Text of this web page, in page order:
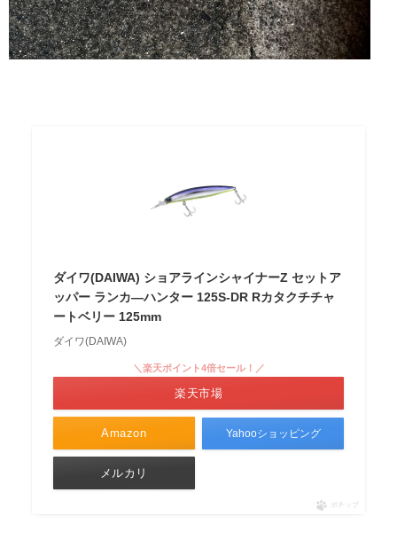
ダイワ(DAIWA) ショアラインシャイナーZ セットア
ッパー ランカ―ハンター 125S-DR Rカタクチチャ
ートベリー 125mm
ダイワ(DAIWA)
Amazon
＼楽天ポイント4倍セール！／
楽天市場
Yahooショッピング
メルカリ
ポチップ